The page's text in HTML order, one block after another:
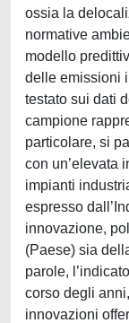
ossia la
normative
modello
delle emissioni
testato sui dati
campione
particolare, si
con un’elevata
impianti
espresso
innovazione,
(Paese) sia
parole,
corso degli
innovazioni